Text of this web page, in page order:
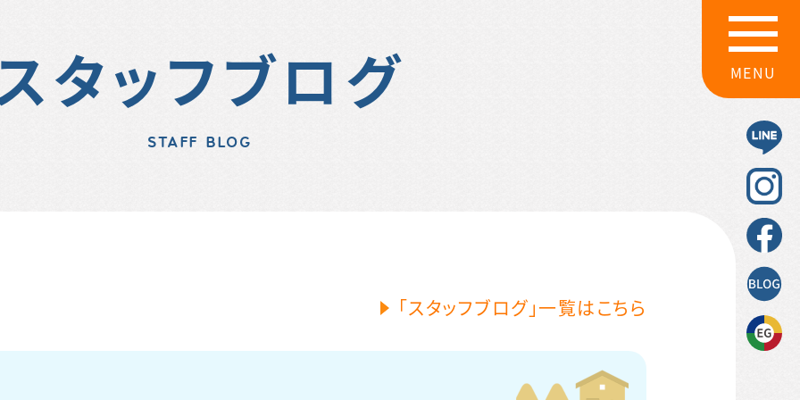
MENU
タッフブログ
STAFF BLOG
「スタッフブログ」一覧はこちら